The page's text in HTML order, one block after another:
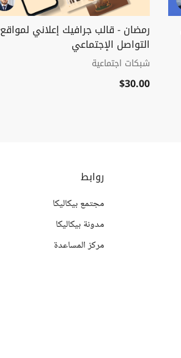
رمضان - قالب جرافيك إعلاني لمواقع
التواصل الإجتماعي
شبكات اجتماعية
$30.00
روابط
مجتمع بيكاليكا
مدونة بيكاليكا
مركز المساعدة